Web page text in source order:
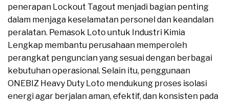
penerapan Lockout Tagout menjadi bagian penting
dalam menjaga keselamatan personel dan keandalan
peralatan. Pemasok Loto untuk Industri Kimia
Lengkap membantu perusahaan memperoleh
perangkat penguncian yang sesuai dengan berbagai
kebutuhan operasional. Selain itu, penggunaan
ONEBIZ Heavy Duty Loto mendukung proses isolasi
energi agar berjalan aman, efektif, dan konsisten pada